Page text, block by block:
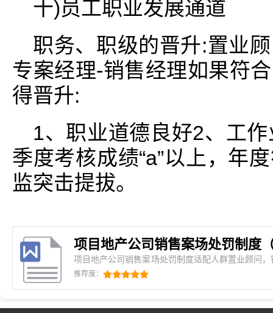
十)员工职业发展通道
职务、职级的晋升:置业
专案经理-销售经理如果符
得晋升:
1、职业道德良好2、工
季度考核成绩“a”以上，年
监突击提拔。
项目地产公司销售案场处罚制度
项目地产公司销售案场处罚制度适配人群置业顾问
案场管理，客户签约，价格报价制定背景案场乱糟
推荐度：